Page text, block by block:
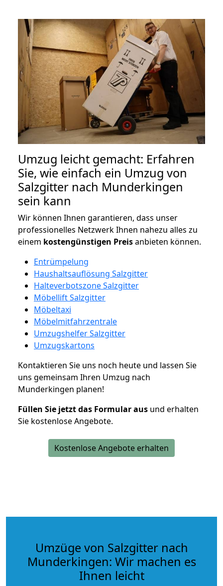
Umzug leicht gemacht: Erfahren
Sie, wie einfach ein Umzug von
Salzgitter nach Munderkingen
sein kann
Wir können Ihnen garantieren, dass unser
professionelles Netzwerk Ihnen nahezu alles zu
einem kostengünstigen Preisanbieten können.
Entrümpelung
Haushaltsauflösung Salzgitter
Halteverbotszone Salzgitter
Möbellift Salzgitter
Möbeltaxi
Möbelmitfahrzentrale
Umzugshelfer Salzgitter
Umzugskartons
Kontaktieren Sie uns noch heute und lassen Sie
uns gemeinsam Ihren Umzug nach
Munderkingen planen!
Füllen Sie jetzt das Formular aus und erhalten
Sie kostenlose Angebote.
Kostenlose Angebote erhalten
Umzüge von Salzgitter nach
Munderkingen: Wir machen es
Ihnen leicht